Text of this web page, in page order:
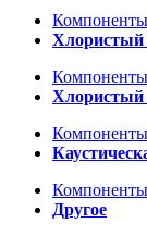
Компоненты
Хлористый
Компоненты
Хлористый
Компоненты
Компоненты
Другое